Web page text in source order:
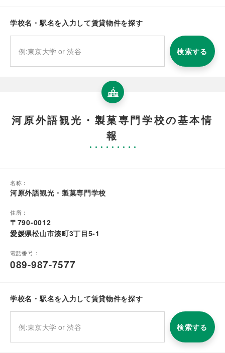
学校名・駅名を入力して賃貸物件を探す
検索する
河原外語観光・製菓専門学校の基本情
報
名称：
河原外語観光・製菓専門学校
住所：
〒790-0012
愛媛県松山市湊町3丁目5-1
電話番号：
089-987-7577
学校名・駅名を入力して賃貸物件を探す
検索する